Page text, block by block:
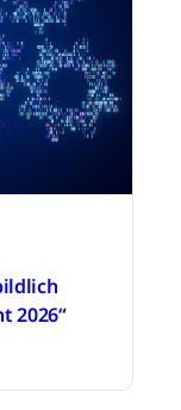
2026“